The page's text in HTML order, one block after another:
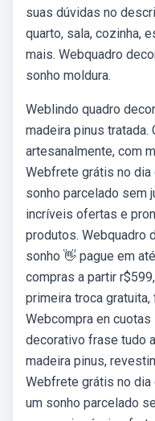
suas dúvidas no
quarto, sala, cozinha,
mais. Webquadro
sonho moldura.
Weblindo quadro
madeira pinus tratada.
artesanalmente, com
Webfrete grátis no dia
sonho parcelado sem
incríveis ofertas e
produtos. Webquadro
sonho 👋 pague em
compras a partir
primeira troca
Webcompra en
decorativo frase tudo
madeira pinus,
Webfrete grátis no dia
um sonho parcelado